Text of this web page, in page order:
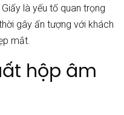
là yếu tố quan trọng
gây ấn tượng với khách
mắt.
hộp âm